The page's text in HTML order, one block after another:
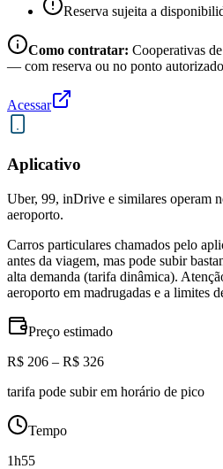
Reserva sujeita a
Como contratar: Cooperativas
— com reserva ou no ponto
Acessar
Aplicativo
Uber, 99, inDrive e similares operam
aeroporto.
Carros particulares chamados pelo
antes da viagem, mas pode subir
alta demanda (tarifa dinâmica).
aeroporto em madrugadas e a limites
Preço estimado
R$ 206 – R$ 326
tarifa pode subir em horário de pico
Tempo
1h55